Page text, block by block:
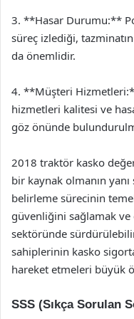
3. **Hasar Durumu:**
süreç izlediği,
da önemlidir.
4. **Müşteri
hizmetleri kalitesi ve
göz önünde
2018 traktör kasko
bir kaynak olmanın
belirleme sürecinin
güvenliğini sağlamak ve
sektöründe
sahiplerinin kasko
hareket etmeleri büyük
SSS (Sıkça Sorulan